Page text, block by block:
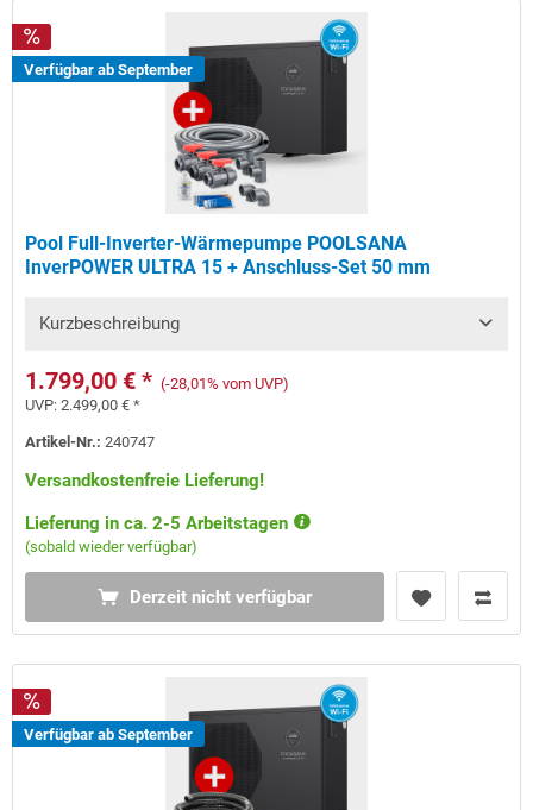
Verfügbar ab September
Pool Full-Inverter-Wärmepumpe POOLSANA
InverPOWER ULTRA 15 + Anschluss-Set 50 mm
Kurzbeschreibung
1.799,00 € * (-28,01% vom UVP)
UVP:2.499,00 € *
Artikel-Nr.:240747
Versandkostenfreie Lieferung!
Lieferung in ca. 2-5 Arbeitstagen
(sobald wieder verfügbar)
Derzeit nicht verfügbar
Verfügbar ab September